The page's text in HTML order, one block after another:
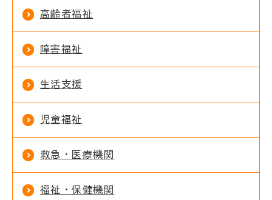
高齢者福祉
障害福祉
生活支援
児童福祉
救急・医療機関
福祉・保健機関